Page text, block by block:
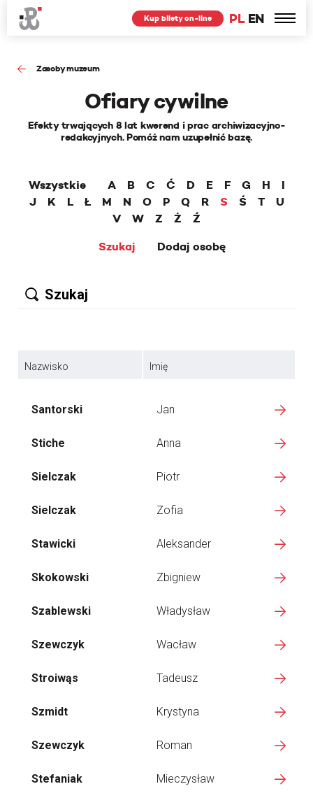
PL EN
Kup bilety on-line
Zasoby muzeum
Ofiary cywilne
Efekty trwających 8 lat kwerend i prac archiwizacyjno-
redakcyjnych. Pomóż nam uzupełnić bazę.
Wszystkie A B C Ć D E F G H
I
J
K L Ł M N O P Q R S Ś T
U
V
W Z Ż
Ź
Szukaj
Dodaj osobę
Nazwisko Imię
Santorski Jan
Stiche Anna
Sielczak Piotr
Sielczak Zofia
Stawicki Aleksander
Skokowski Zbigniew
Szablewski Władysław
Szewczyk Wacław
Stroiwąs Tadeusz
Szmidt Krystyna
Szewczyk Roman
Stefaniak Mieczysław